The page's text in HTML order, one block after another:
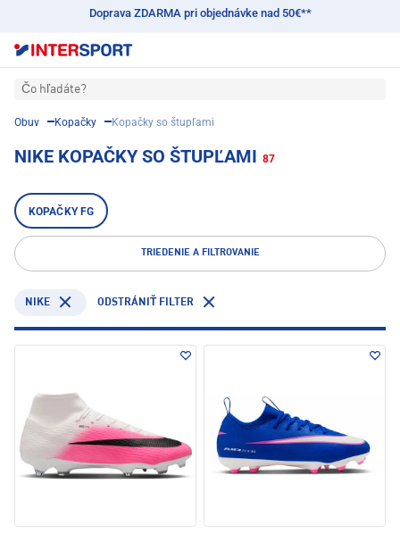
Doprava ZDARMA pri objednávke nad 50€**
Čo hľadáte?
Obuv Kopačky Kopačky so štupľami
NIKE KOPAČKY SO ŠTUPĽAMI 87
KOPAČKY FG
TRIEDENIE A FILTROVANIE
NIKE ODSTRÁNIŤ FILTER